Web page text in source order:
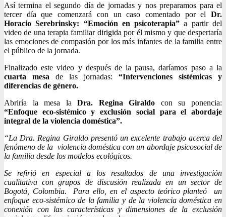
Así termina el segundo día de jornadas y nos preparamos para el
tercer día que comenzará con un caso comentado por el Dr.
Horacio Serebrinsky: “Emoción en psicoterapia” a partir del
video de una terapia familiar dirigida por él mismo y que despertaría
las emociones de compasión por los más infantes de la familia entre
el público de la jornada.
Finalizado este video y después de la pausa, daríamos paso a la
cuarta mesa de las jornadas: “Intervenciones sistémicas y
diferencias de género.
Abriría la mesa laDra. Regina Giraldo con su ponencia:
“Enfoque eco-sistémico y exclusión social para el abordaje
integral de la violencia doméstica”.
“La Dra. Regina Giraldo presentó un excelente trabajo acerca del
fenómeno de la violencia doméstica con un abordaje psicosocial de
la familia desde los modelos ecológicos.
Se refirió en especial a los resultados de una investigación
cualitativa con grupos de discusión realizada en un sector de
Bogotá, Colombia. Para ello, en el aspecto teórico planteó un
enfoque eco-sistémico de la familia y de la violencia doméstica en
conexión con las características y dimensiones de la exclusión